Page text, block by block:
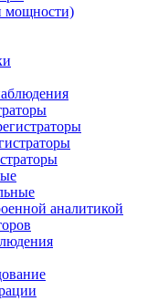
мощности)
аналитикой